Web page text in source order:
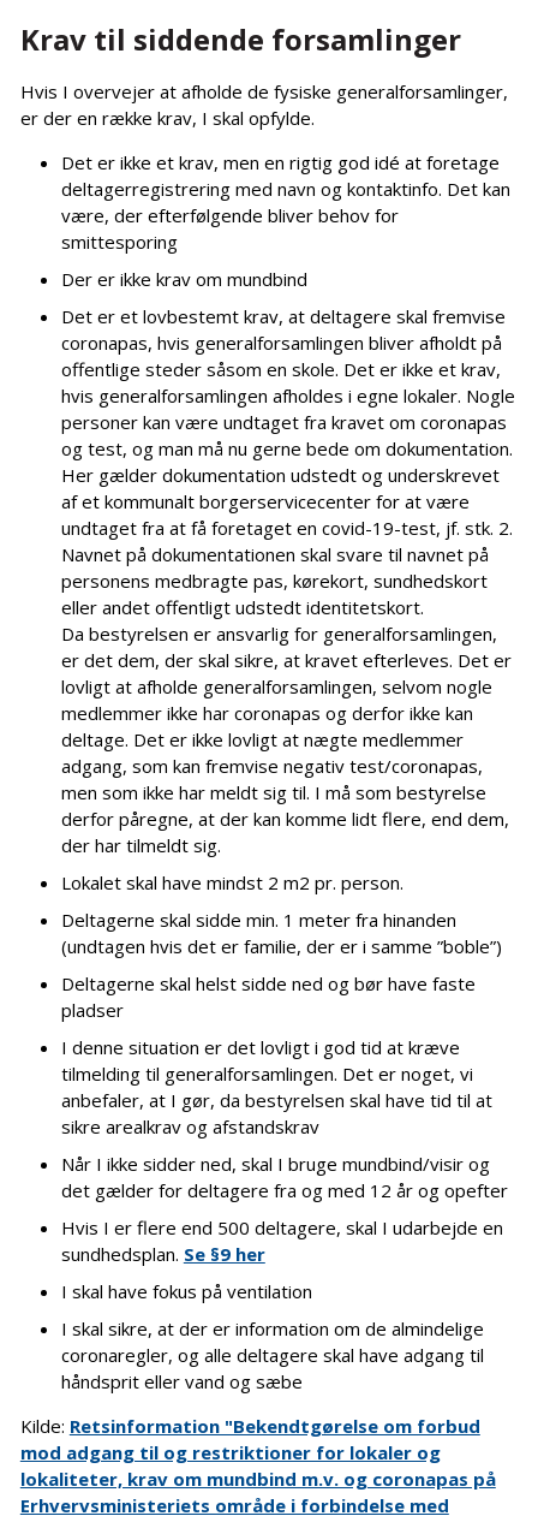
Krav til siddende forsamlinger
Hvis I overvejer at afholde de fysiske generalforsamlinger,
er der en række krav, I skal opfylde.
Det er ikke et krav, men en rigtig god idé at foretage
deltagerregistrering med navn og kontaktinfo. Det kan
være, der efterfølgende bliver behov for
smittesporing
Der er ikke krav om mundbind
Det er et lovbestemt krav, at deltagere skal fremvise
coronapas, hvis generalforsamlingen bliver afholdt på
offentlige steder såsom en skole. Det er ikke et krav,
hvis generalforsamlingen afholdes i egne lokaler. Nogle
personer kan være undtaget fra kravet om coronapas
og test, og man må nu gerne bede om dokumentation.
Her gælder dokumentation udstedt og underskrevet
af et kommunalt borgerservicecenter for at være
undtaget fra at få foretaget en covid-19-test, jf. stk. 2.
Navnet på dokumentationen skal svare til navnet på
personens medbragte pas, kørekort, sundhedskort
eller andet offentligt udstedt identitetskort.
Da bestyrelsen er ansvarlig for generalforsamlingen,
er det dem, der skal sikre, at kravet efterleves. Det er
lovligt at afholde generalforsamlingen, selvom nogle
medlemmer ikke har coronapas og derfor ikke kan
deltage. Det er ikke lovligt at nægte medlemmer
adgang, som kan fremvise negativ test/coronapas,
men som ikke har meldt sig til. I må som bestyrelse
derfor påregne, at der kan komme lidt flere, end dem,
der har tilmeldt sig.
Lokalet skal have mindst 2 m2 pr. person.
Deltagerne skal sidde min. 1 meter fra hinanden
(undtagen hvis det er familie, der er i samme ”boble”)
Deltagerne skal helst sidde ned og bør have faste
pladser
I denne situation er det lovligt i god tid at kræve
tilmelding til generalforsamlingen. Det er noget, vi
anbefaler, at I gør, da bestyrelsen skal have tid til at
sikre arealkrav og afstandskrav
Når I ikke sidder ned, skal I bruge mundbind/visir og
det gælder for deltagere fra og med 12 år og opefter
Hvis I er flere end 500 deltagere, skal I udarbejde en
sundhedsplan. Se §9 her
I skal have fokus på ventilation
I skal sikre, at der er information om de almindelige
coronaregler, og alle deltagere skal have adgang til
håndsprit eller vand og sæbe
Kilde: Retsinformation "Bekendtgørelse om forbud
mod adgang til og restriktioner for lokaler og
lokaliteter, krav om mundbind m.v. og coronapas på
Erhvervsministeriets område i forbindelse med